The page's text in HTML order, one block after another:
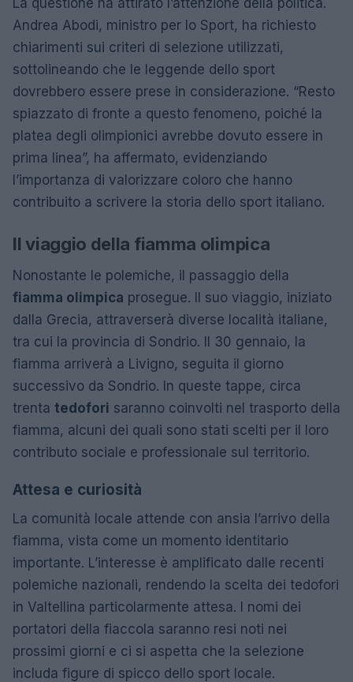
Andrea Abodi, ministro per lo Sport, ha richiesto
chiarimenti sui criteri di selezione utilizzati,
sottolineando che le leggende dello sport
dovrebbero essere prese in considerazione. “Resto
spiazzato di fronte a questo fenomeno, poiché la
platea degli olimpionici avrebbe dovuto essere in
prima linea”, ha affermato, evidenziando
l’importanza di valorizzare coloro che hanno
contribuito a scrivere la storia dello sport italiano.
Il viaggio della fiamma olimpica
Nonostante le polemiche, il passaggio della
fiamma olimpica prosegue. Il suo viaggio, iniziato
dalla Grecia, attraverserà diverse località italiane,
tra cui la provincia di Sondrio. Il 30 gennaio, la
fiamma arriverà a Livigno, seguita il giorno
successivo da Sondrio. In queste tappe, circa
trenta tedofori saranno coinvolti nel trasporto della
fiamma, alcuni dei quali sono stati scelti per il loro
contributo sociale e professionale sul territorio.
Attesa e curiosità
La comunità locale attende con ansia l’arrivo della
fiamma, vista come un momento identitario
importante. L’interesse è amplificato dalle recenti
polemiche nazionali, rendendo la scelta dei tedofori
in Valtellina particolarmente attesa. I nomi dei
portatori della fiaccola saranno resi noti nei
prossimi giorni e ci si aspetta che la selezione
includa figure di spicco dello sport locale.